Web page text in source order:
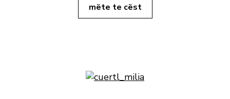
mëte te cëst